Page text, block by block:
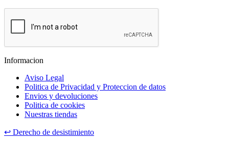
Informacion
Aviso Legal
Politica de Privacidad y Proteccion de datos
Envios y devoluciones
Politica de cookies
Nuestras tiendas
↩ Derecho de desistimiento